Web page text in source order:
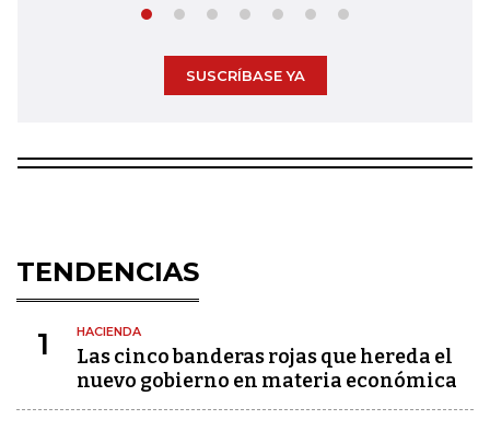
SUSCRÍBASE YA
TENDENCIAS
1 HACIENDA
Las cinco banderas rojas que hereda el
nuevo gobierno en materia económica